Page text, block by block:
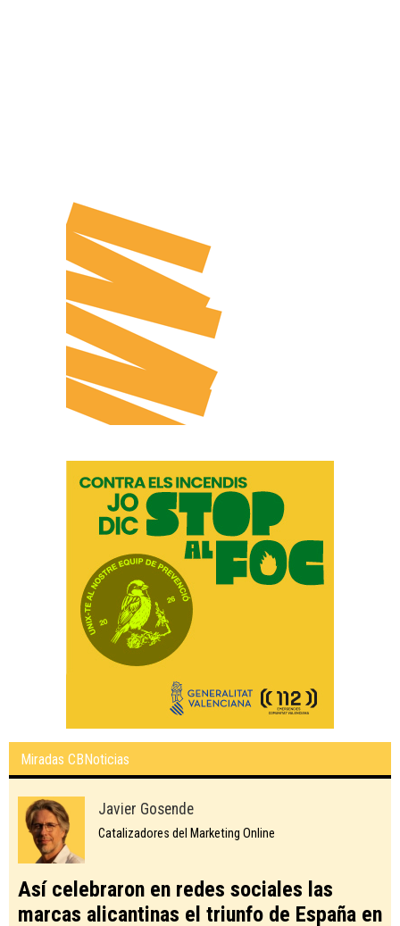
Miradas CBNoticias
Javier Gosende
Catalizadores del Marketing Online
Así celebraron en redes sociales las
marcas alicantinas el triunfo de España en